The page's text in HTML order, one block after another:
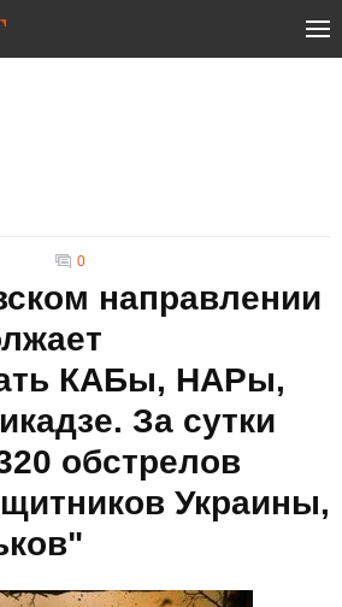
0
направлении
КАБы, НАРы,
За сутки
обстрелов
Украины,